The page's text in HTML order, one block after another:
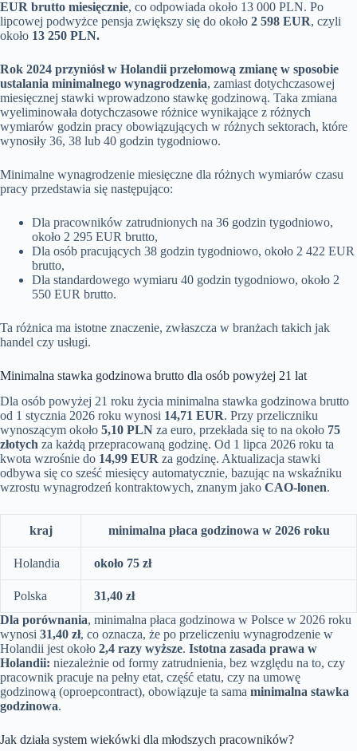
EUR brutto miesięcznie, co odpowiada około 13 000 PLN. Po
lipcowej podwyżce pensja zwiększy się do około 2 598 EUR, czyli
około 13 250 PLN.
Rok 2024 przyniósł w Holandii przełomową zmianę w sposobie
ustalania minimalnego wynagrodzenia, zamiast dotychczasowej
miesięcznej stawki wprowadzono stawkę godzinową. Taka zmiana
wyeliminowała dotychczasowe różnice wynikające z różnych
wymiarów godzin pracy obowiązujących w różnych sektorach, które
wynosiły 36, 38 lub 40 godzin tygodniowo.
Minimalne wynagrodzenie miesięczne dla różnych wymiarów czasu
pracy przedstawia się następująco:
Dla pracowników zatrudnionych na 36 godzin tygodniowo,
około 2 295 EUR brutto,
Dla osób pracujących 38 godzin tygodniowo, około 2 422 EUR
brutto,
Dla standardowego wymiaru 40 godzin tygodniowo, około 2
550 EUR brutto.
Ta różnica ma istotne znaczenie, zwłaszcza w branżach takich jak
handel czy usługi.
Minimalna stawka godzinowa brutto dla osób powyżej 21 lat
Dla osób powyżej 21 roku życia minimalna stawka godzinowa brutto
od 1 stycznia 2026 roku wynosi 14,71 EUR. Przy przeliczniku
wynoszącym około 5,10 PLN za euro, przekłada się to na około 75
złotych za każdą przepracowaną godzinę. Od 1 lipca 2026 roku ta
kwota wzrośnie do 14,99 EUR za godzinę. Aktualizacja stawki
odbywa się co sześć miesięcy automatycznie, bazując na wskaźniku
wzrostu wynagrodzeń kontraktowych, znanym jako CAO-lonen.
kraj minimalna płaca godzinowa w 2026 roku
Holandia około 75 zł
Polska
31,40 zł
Dla porównania, minimalna płaca godzinowa w Polsce w 2026 roku
wynosi 31,40 zł, co oznacza, że po przeliczeniu wynagrodzenie w
Holandii jest około 2,4 razy wyższe. Istotna zasada prawa w
Holandii: niezależnie od formy zatrudnienia, bez względu na to, czy
pracownik pracuje na pełny etat, część etatu, czy na umowę
godzinową (oproepcontract), obowiązuje ta sama minimalna stawka
godzinowa.
Jak działa system wiekówki dla młodszych pracowników?